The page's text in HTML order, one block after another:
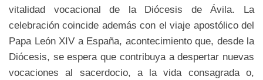
vitalidad vocacional de la Diócesis de Ávila. La
celebración coincide además con el viaje apostólico del
Papa León XIV a España, acontecimiento que, desde la
Diócesis, se espera que contribuya a despertar nuevas
vocaciones al sacerdocio, a la vida consagrada o,